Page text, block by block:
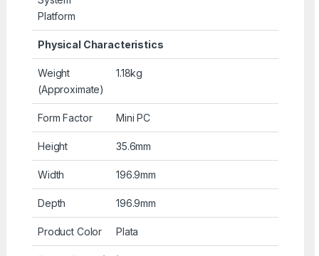
Platform
Physical Characteristics
Weight
(Approximate)
1.18kg
Form Factor Mini PC
Height 35.6mm
Width 196.9mm
Depth 196.9mm
Product Color Plata